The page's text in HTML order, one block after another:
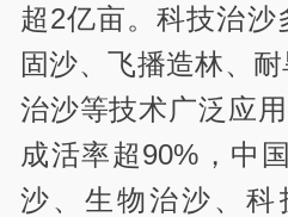
超2亿亩。科技治沙
固沙、飞播造林、
治沙等技术广泛应用
成活率超90%，中
沙、生物治沙、科